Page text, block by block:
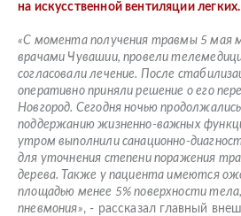
на искусственной вентиляции легких.
«С момента получения травмы 5 мая
врачами Чувашии, провели
согласовали лечение. После
оперативно приняли решение о его
Новгород. Сегодня ночью
поддержанию жизненно-важных
утром выполнили санационно-
для уточнения степени поражения
дерева. Также у пациента имеются
площадью менее 5% поверхности
пневмония», - рассказал главный